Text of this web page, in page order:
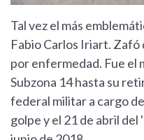
Tal vez el más
Fabio Carlos Iriart.
por enfermedad. Fue el
Subzona 14 hasta su
federal militar a cargo
golpe y el 21 de abril